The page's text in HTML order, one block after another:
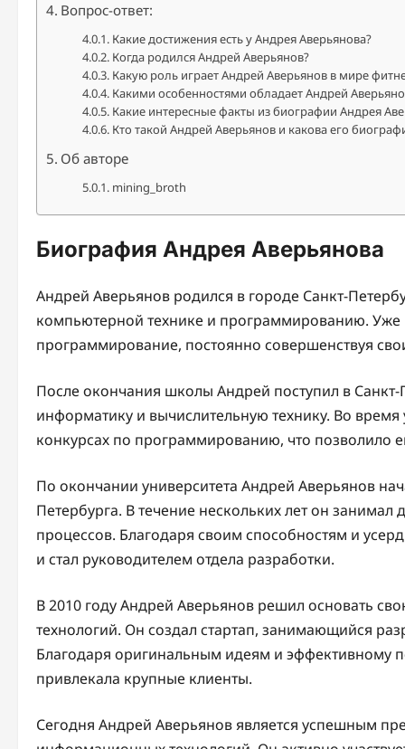
Вопрос-ответ:
Какие достижения есть у Андрея Аверьянова?
Когда родился Андрей Аверьянов?
Какую роль играет Андрей Аверьянов в мире
Какими особенностями обладает Андрей
Какие интересные факты из биографии Андрея
Кто такой Андрей Аверьянов и какова его
Об авторе
mining_broth
Биография Андрея Аверьянова
Андрей Аверьянов родился в городе Санкт-
компьютерной технике и программированию. Уже
программирование, постоянно совершенствуя
После окончания школы Андрей поступил в Санкт-
информатику и вычислительную технику. Во
конкурсах по программированию, что позволило
По окончании университета Андрей Аверьянов
Петербурга. В течение нескольких лет он
процессов. Благодаря своим способностям и
и стал руководителем отдела разработки.
В 2010 году Андрей Аверьянов решил основать
технологий. Он создал стартап, занимающийся
Благодаря оригинальным идеям и эффективному
привлекала крупные клиенты.
Сегодня Андрей Аверьянов является успешным